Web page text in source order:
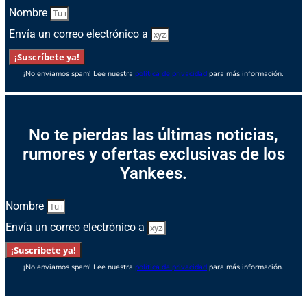
Nombre
Envía un correo electrónico a
¡Suscríbete ya!
¡No enviamos spam! Lee nuestra política de privacidad para más información.
No te pierdas las últimas noticias,
rumores y ofertas exclusivas de los
Yankees.
Nombre
Envía un correo electrónico a
¡Suscríbete ya!
¡No enviamos spam! Lee nuestra política de privacidad para más información.